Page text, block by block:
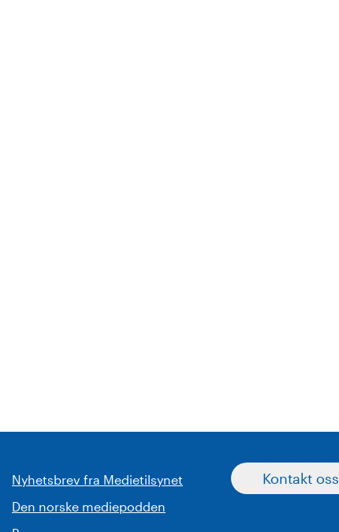
Nyhetsbrev fra Medietilsynet
Den norske mediepodden
Kontakt oss